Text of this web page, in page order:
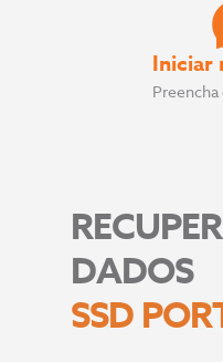
Iniciar
DADOS
SSD